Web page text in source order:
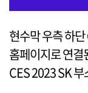
현수막 우측 하
홈페이지로 연결
CES 2023 SK